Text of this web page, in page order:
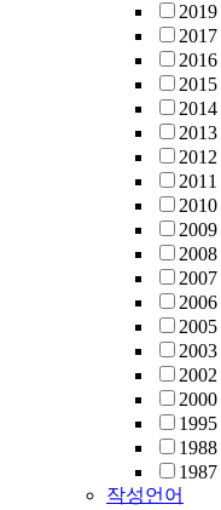
2019
2017
2016
2015
2014
2013
2012
2011
2010
2009
2008
2007
2006
2005
2003
2002
2000
1995
1988
1987
작성언어